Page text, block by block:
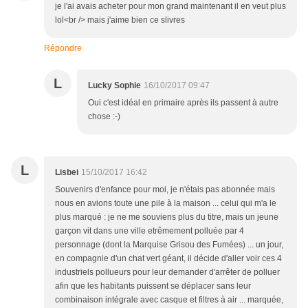
je l'ai avais acheter pour mon grand maintenant il en veut plus
lol<br /> mais j'aime bien ce slivres
Répondre
L Lucky Sophie 16/10/2017 09:47
Oui c'est idéal en primaire après ils passent à autre
chose :-)
L Lisbei 15/10/2017 16:42
Souvenirs d'enfance pour moi, je n'étais pas abonnée mais
nous en avions toute une pile à la maison ... celui qui m'a le
plus marqué : je ne me souviens plus du titre, mais un jeune
garçon vit dans une ville etrêmement polluée par 4
personnage (dont la Marquise Grisou des Fumées) ... un jour,
en compagnie d'un chat vert géant, il décide d'aller voir ces 4
industriels pollueurs pour leur demander d'arrêter de polluer
afin que les habitants puissent se déplacer sans leur
combinaison intégrale avec casque et filtres à air ... marquée,